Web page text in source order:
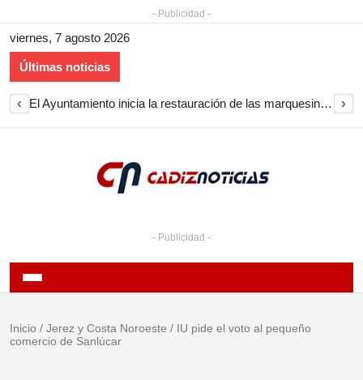
- Publicidad -
viernes, 7 agosto 2026
Últimas noticias
‹ El Ayuntamiento inicia la restauración de las marquesinas de Plaza Esteve para volver a instalarlas en el centro de Jerez ›
- Publicidad -
Inicio / Jerez y Costa Noroeste / IU pide el voto al pequeño
comercio de Sanlúcar